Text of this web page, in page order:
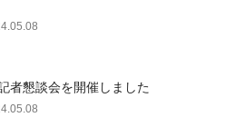
者懇談会を開催しました